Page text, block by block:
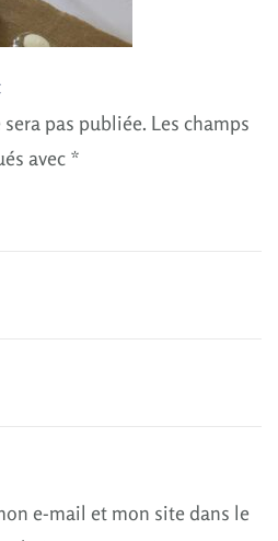
pas publiée. Les champs
avec *
e-mail et mon site dans le